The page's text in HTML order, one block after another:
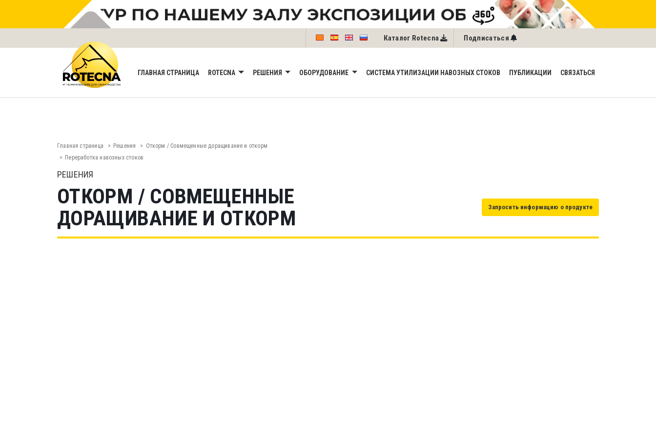
Подписаться
Каталог Rotecna
ГЛАВНАЯ СТРАНИЦА ROTECNA РЕШЕНИЯ OБОРУДОВАНИE СИСТЕМА УТИЛИЗАЦИИ НАВОЗНЫХ СТОКОВ ПУБЛИКАЦИИ СВЯЗАТЬСЯ
Главная страница Решения
Откорм / Совмещенные доращивание и откорм
Переработка навозных стоков
РЕШЕНИЯ
ОТКОРМ / СОВМЕЩЕННЫЕ
ДОРАЩИВАНИЕ И ОТКОРМ
Запросить информацию о продукте